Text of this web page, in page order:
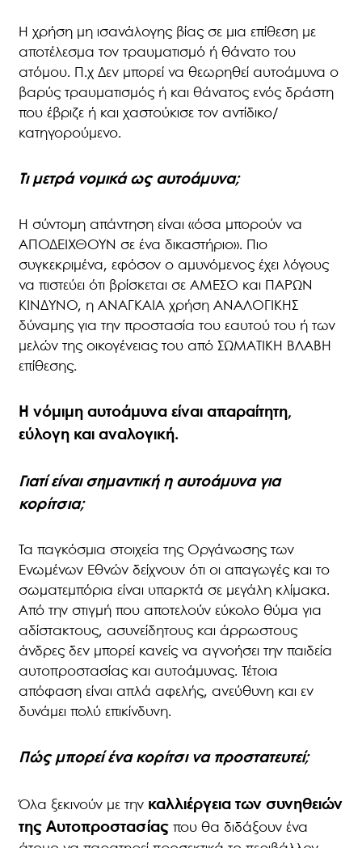
Η χρήση μη ισανάλογης βίας σε μια επίθεση με
αποτέλεσμα τον τραυματισμό ή θάνατο του
ατόμου. Π.χ Δεν μπορεί να θεωρηθεί αυτοάμυνα ο
βαρύς τραυματισμός ή και θάνατος ενός δράστη
που έβριζε ή και χαστούκισε τον αντίδικο/
κατηγορούμενο.
Τι μετρά νομικά ως αυτοάμυνα;
Η σύντομη απάντηση είναι «όσα μπορούν να
ΑΠΟΔΕΙΧΘΟΥΝ σε ένα δικαστήριο». Πιο
συγκεκριμένα, εφόσον ο αμυνόμενος έχει λόγους
να πιστεύει ότι βρίσκεται σε ΑΜΕΣΟ και ΠΑΡΩΝ
ΚΙΝΔΥΝΟ, η ΑΝΑΓΚΑΙΑ χρήση ΑΝΑΛΟΓΙΚΗΣ
δύναμης για την προστασία του εαυτού του ή των
μελών της οικογένειας του από ΣΩΜΑΤΙΚΗ ΒΛΑΒΗ
επίθεσης.
Η νόμιμη αυτοάμυνα είναι απαραίτητη,
εύλογη και αναλογική.
Γιατί είναι σημαντική η αυτοάμυνα για
κορίτσια;
Τα παγκόσμια στοιχεία της Οργάνωσης των
Ενωμένων Εθνών δείχνουν ότι οι απαγωγές και το
σωματεμπόρια είναι υπαρκτά σε μεγάλη κλίμακα.
Από την στιγμή που αποτελούν εύκολο θύμα για
αδίστακτους, ασυνείδητους και άρρωστους
άνδρες δεν μπορεί κανείς να αγνοήσει την παιδεία
αυτοπροστασίας και αυτοάμυνας. Τέτοια
απόφαση είναι απλά αφελής, ανεύθυνη και εν
δυνάμει πολύ επικίνδυνη.
Πώς μπορεί ένα κορίτσι να προστατευτεί;
Όλα ξεκινούν με την καλλιέργεια των συνηθειών
της Αυτοπροστασίας που θα διδάξουν ένα